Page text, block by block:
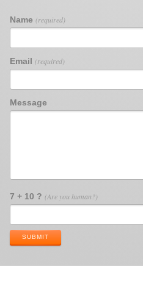
Name (required)
Email (required)
Message
7 + 10 ? (Are you human?)
SUBMIT